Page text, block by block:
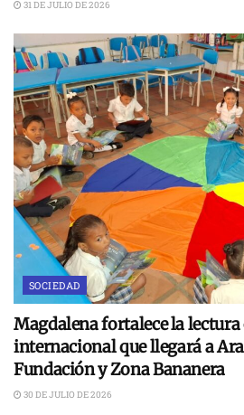
31 DE JULIO DE 2026
SOCIEDAD
Magdalena fortalece la
internacional que llegará a
Fundación y Zona Bananera
30 DE JULIO DE 2026